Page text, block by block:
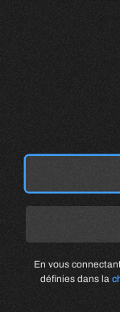
En vous
définies dans la